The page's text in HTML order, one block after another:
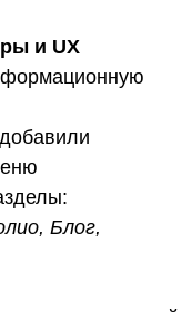
и UX
Блог,